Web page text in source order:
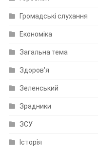
Громадські слухання
Економіка
Загальна тема
Здоров'я
Зеленський
Зрадники
ЗСУ
Історія